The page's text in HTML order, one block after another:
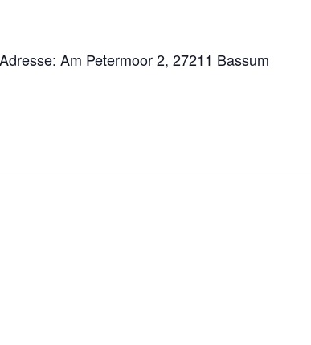
Am Petermoor 2, 27211 Bassum